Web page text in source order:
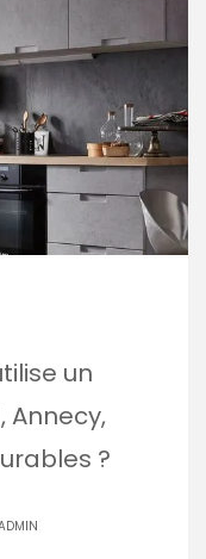
un
Annecy,
?